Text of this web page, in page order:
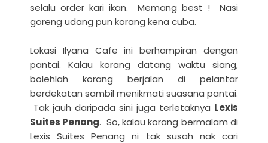
selalu order kari ikan. Memang best ! Nasi
goreng udang pun korang kena cuba.
Lokasi Ilyana Cafe ini berhampiran dengan
pantai. Kalau korang datang waktu siang,
bolehlah korang berjalan di pelantar
berdekatan sambil menikmati suasana pantai.
Tak jauh daripada sini juga terletaknya Lexis
Suites Penang. So, kalau korang bermalam di
Lexis Suites Penang ni tak susah nak cari